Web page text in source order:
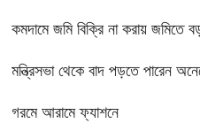
কমদামে জমি বিক্রি না করায় জমিতে
মন্ত্রিসভা থেকে বাদ পড়তে পারেন
গরমে আরামে ফ্যাশনে